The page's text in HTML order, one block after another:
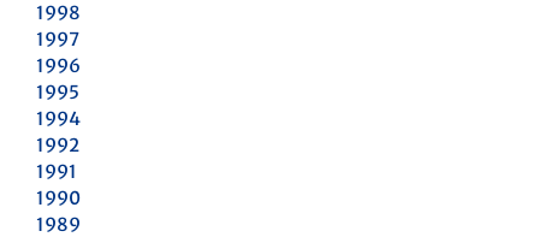
1998
1997
1996
1995
1994
1992
1991
1990
1989